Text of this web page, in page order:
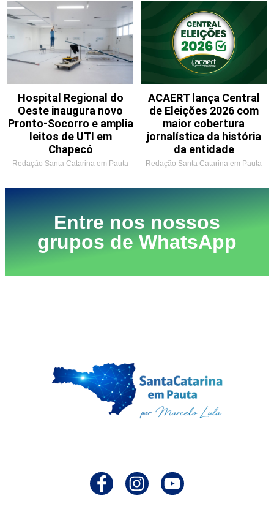
Hospital Regional do
Oeste inaugura novo
Pronto-Socorro e amplia
leitos de UTI em
Chapecó
Redação Santa Catarina em Pauta
ACAERT lança Central
de Eleições 2026 com
maior cobertura
jornalística da história
da entidade
Redação Santa Catarina em Pauta
Entre nos nossos
grupos de WhatsApp